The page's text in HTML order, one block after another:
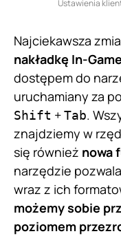
Ustawienia
Najciekawsza
nakładkę In-
dostępem do
uruchamiany za
Shift +Tab.
znajdziemy w
się również nowa
narzędzie
wraz z ich
możemy sobie
poziomem